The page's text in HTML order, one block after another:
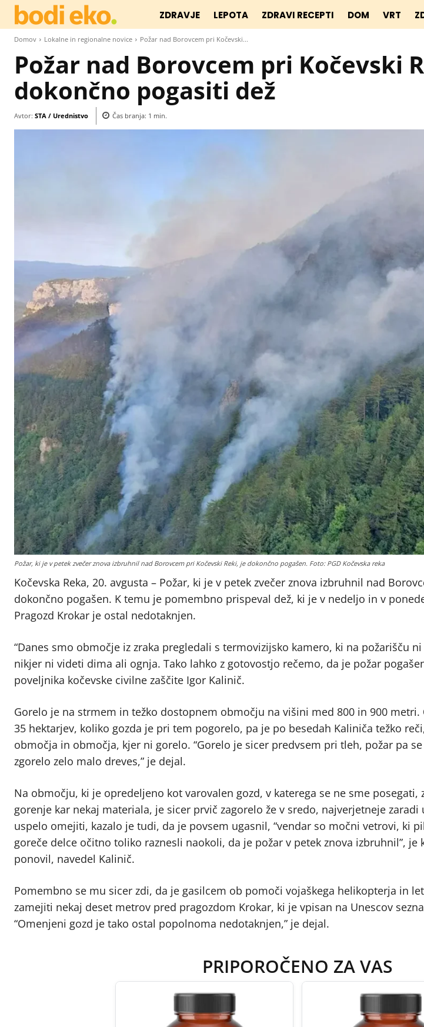
ZDRAVJE LEPOTA ZDRAVI RECEPTI DOM VRT
Domov Lokalne in regionalne novice Požar nad Borovcem pri Kočevski...
Požar nad Borovcem pri Kočevski
dokončno pogasiti dež
Avtor: STA / Urednistvo Čas branja: 1 min.
Požar, ki je v petek zvečer znova izbruhnil nad Borovcem pri Kočevski Reki, je dokončno pogašen. Foto: PGD Kočevska reka
Kočevska Reka, 20. avgusta – Požar, ki je v petek zvečer znova izbruhnil nad
dokončno pogašen. K temu je pomembno prispeval dež, ki je v nedeljo in v
Pragozd Krokar je ostal nedotaknjen.
“Danes smo območje iz zraka pregledali s termovizijsko kamero, ki na požarišču
nikjer ni videti dima ali ognja. Tako lahko z gotovostjo rečemo, da je požar
poveljnika kočevske civilne zaščite Igor Kalinič.
Gorelo je na strmem in težko dostopnem območju na višini med 800 in 900
35 hektarjev, koliko gozda je pri tem pogorelo, pa je po besedah Kaliniča težko
območja in območja, kjer ni gorelo. “Gorelo je sicer predvsem pri tleh, požar pa
zgorelo zelo malo dreves,” je dejal.
Na območju, ki je opredeljeno kot varovalen gozd, v katerega se ne sme posegati,
gorenje kar nekaj materiala, je sicer prvič zagorelo že v sredo, najverjetneje zaradi
uspelo omejiti, kazalo je tudi, da je povsem ugasnil, “vendar so močni vetrovi, ki
goreče delce očitno toliko raznesli naokoli, da je požar v petek znova izbruhnil”, je
ponovil, navedel Kalinič.
Pomembno se mu sicer zdi, da je gasilcem ob pomoči vojaškega helikopterja in
zamejiti nekaj deset metrov pred pragozdom Krokar, ki je vpisan na Unescov
“Omenjeni gozd je tako ostal popolnoma nedotaknjen,” je dejal.
PRIPOROČENO ZA VAS